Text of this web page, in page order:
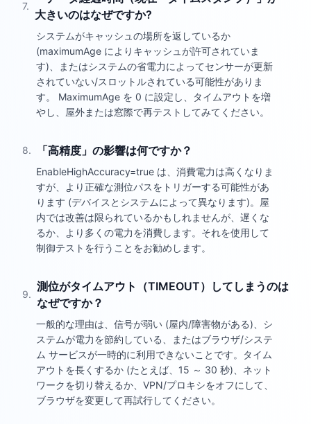
7.
大きいのはなぜですか?
システムがキャッシュの場所を返しているか
(maximumAge によりキャッシュが許可されていま
す)、またはシステムの省電力によってセンサーが更新
されていない/スロットルされている可能性がありま
す。 MaximumAge を 0 に設定し、タイムアウトを増
やし、屋外または窓際で再テストしてみてください。
8. 「高精度」の影響は何ですか？
EnableHighAccuracy=true は、消費電力は高くなりま
すが、より正確な測位パスをトリガーする可能性があ
ります (デバイスとシステムによって異なります)。屋
内では改善は限られているかもしれませんが、遅くな
るか、より多くの電力を消費します。それを使用して
制御テストを行うことをお勧めします。
9.
測位がタイムアウト（TIMEOUT）してしまうのは
なぜですか？
一般的な理由は、信号が弱い (屋内/障害物がある)、シ
ステムが電力を節約している、またはブラウザ/システ
ム サービスが一時的に利用できないことです。タイム
アウトを長くするか (たとえば、15 ～ 30 秒)、ネット
ワークを切り替えるか、VPN/プロキシをオフにして、
ブラウザを変更して再試行してください。